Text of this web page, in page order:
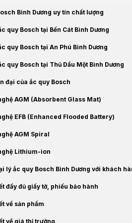
Bình Dương uy tín chất lượng
quy Bosch tại Bến Cát Bình Dương
quy Bosch tại An Phú Bình Dương
quy Bosch tại Thủ Dầu Một Bình Dương
đại của ắc quy Bosch
AGM (Absorbent Glass Mat)
EFB (Enhanced Flooded Battery)
AGM Spiral
Lithium-ion
lý ắc quy Bosch Bình Dương với khách
đầy đủ giấy tờ, phiếu bảo hành
về sản phẩm
về giá thị trường